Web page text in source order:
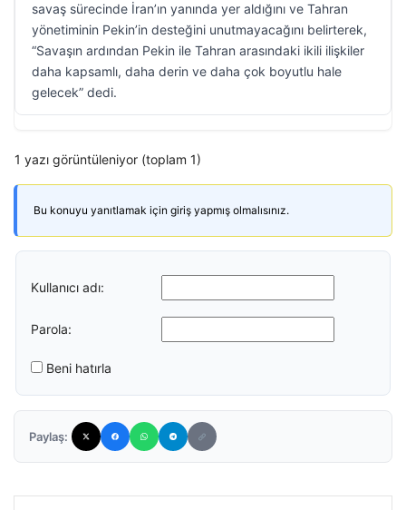
savaş sürecinde İran’ın yanında yer aldığını ve Tahran
yönetiminin Pekin’in desteğini unutmayacağını belirterek,
“Savaşın ardından Pekin ile Tahran arasındaki ikili ilişkiler
daha kapsamlı, daha derin ve daha çok boyutlu hale
gelecek” dedi.
1 yazı görüntüleniyor (toplam 1)
Bu konuyu yanıtlamak için giriş yapmış olmalısınız.
Kullanıcı adı:
Parola:
Beni hatırla
Paylaş: